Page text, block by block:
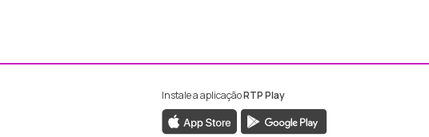
ao Facebook da RTP Madeira
ao Instagram da RTP Madeira
Instale a aplicaçãoRTP Play